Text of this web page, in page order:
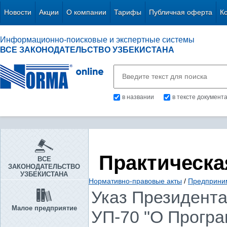
Новости Акции О компании Тарифы Публичная оферта
Информационно-поисковые и экспертные системы
ВСЕ ЗАКОНОДАТЕЛЬСТВО УЗБЕКИСТАНА
в названии в тексте документа
ВСЕ
ЗАКОНОДАТЕЛЬСТВО
УЗБЕКИСТАНА
Малое предприятие
Нормативно-правовые акты /
Указ
УП-70 "О